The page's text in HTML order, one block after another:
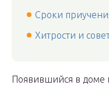
Сроки
Хитрости и
Появившийся в доме